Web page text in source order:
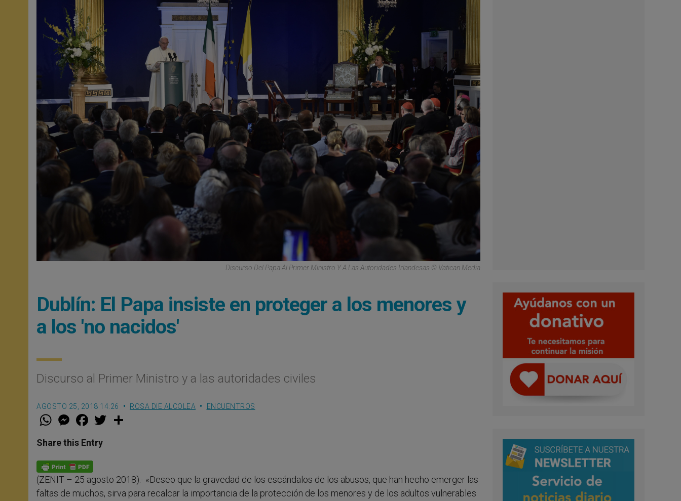
Discurso Del Papa Al Primer Ministro Y A Las Autoridades Irlandesas © Vatican Media
Dublín: El Papa insiste en proteger a los menores y
a los 'no nacidos'
Discurso al Primer Ministro y a las autoridades civiles
AGOSTO 25, 2018 14:26 ROSA DIE ALCOLEA ENCUENTROS
W
t
s
p
p
M
e
s
e
g
e
F
a
e
b
o
k
w
Share this Entry
(ZENIT – 25 agosto 2018).- «Deseo que la gravedad de los escándalos de los abusos, que han hecho emerger las
faltas de muchos, sirva para recalcar la importancia de la protección de los menores y de los adultos vulnerables